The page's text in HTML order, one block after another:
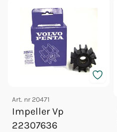
Art. nr 20471
Impeller Vp
22307636